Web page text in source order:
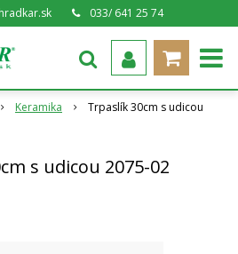
033/ 641 25 74
Keramika
Trpaslík 30cm s udicou
s udicou 2075-02